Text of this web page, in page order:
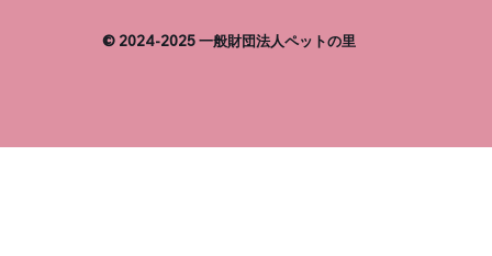
© 2024-2025 一般財団法人ペットの里